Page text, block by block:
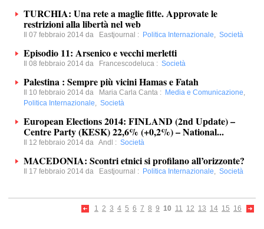
TURCHIA: Una rete a maglie fitte. Approvate le
restrizioni alla libertà nel web
Il 07 febbraio 2014 da Eastjournal : Politica Internazionale, Società
Episodio 11: Arsenico e vecchi merletti
Il 08 febbraio 2014 da Francescodeluca : Società
Palestina : Sempre più vicini Hamas e Fatah
Il 10 febbraio 2014 da Maria Carla Canta : Media e Comunicazione,
Politica Internazionale, Società
European Elections 2014: FINLAND (2nd Update) –
Centre Party (KESK) 22,6% (+0,2%) – National...
Il 12 febbraio 2014 da Andl : Società
MACEDONIA: Scontri etnici si profilano all’orizzonte?
Il 17 febbraio 2014 da Eastjournal : Politica Internazionale, Società
1 2 3 4 5 6 7 8 9 10 11 12 13 14 15 16